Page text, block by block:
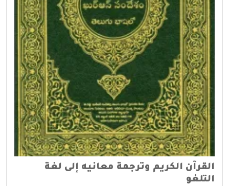
القرآن الكريم وترجمة معانيه إلى لغة
التلغو